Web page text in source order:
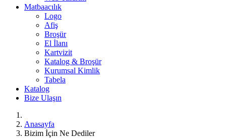
Matbaacılık
Logo
Afiş
Broşür
El İlanı
Kartvizit
Katalog & Broşür
Kurumsal Kimlik
Tabela
Katalog
Bize Ulaşın
Anasayfa
Bizim İçin Ne Dediler